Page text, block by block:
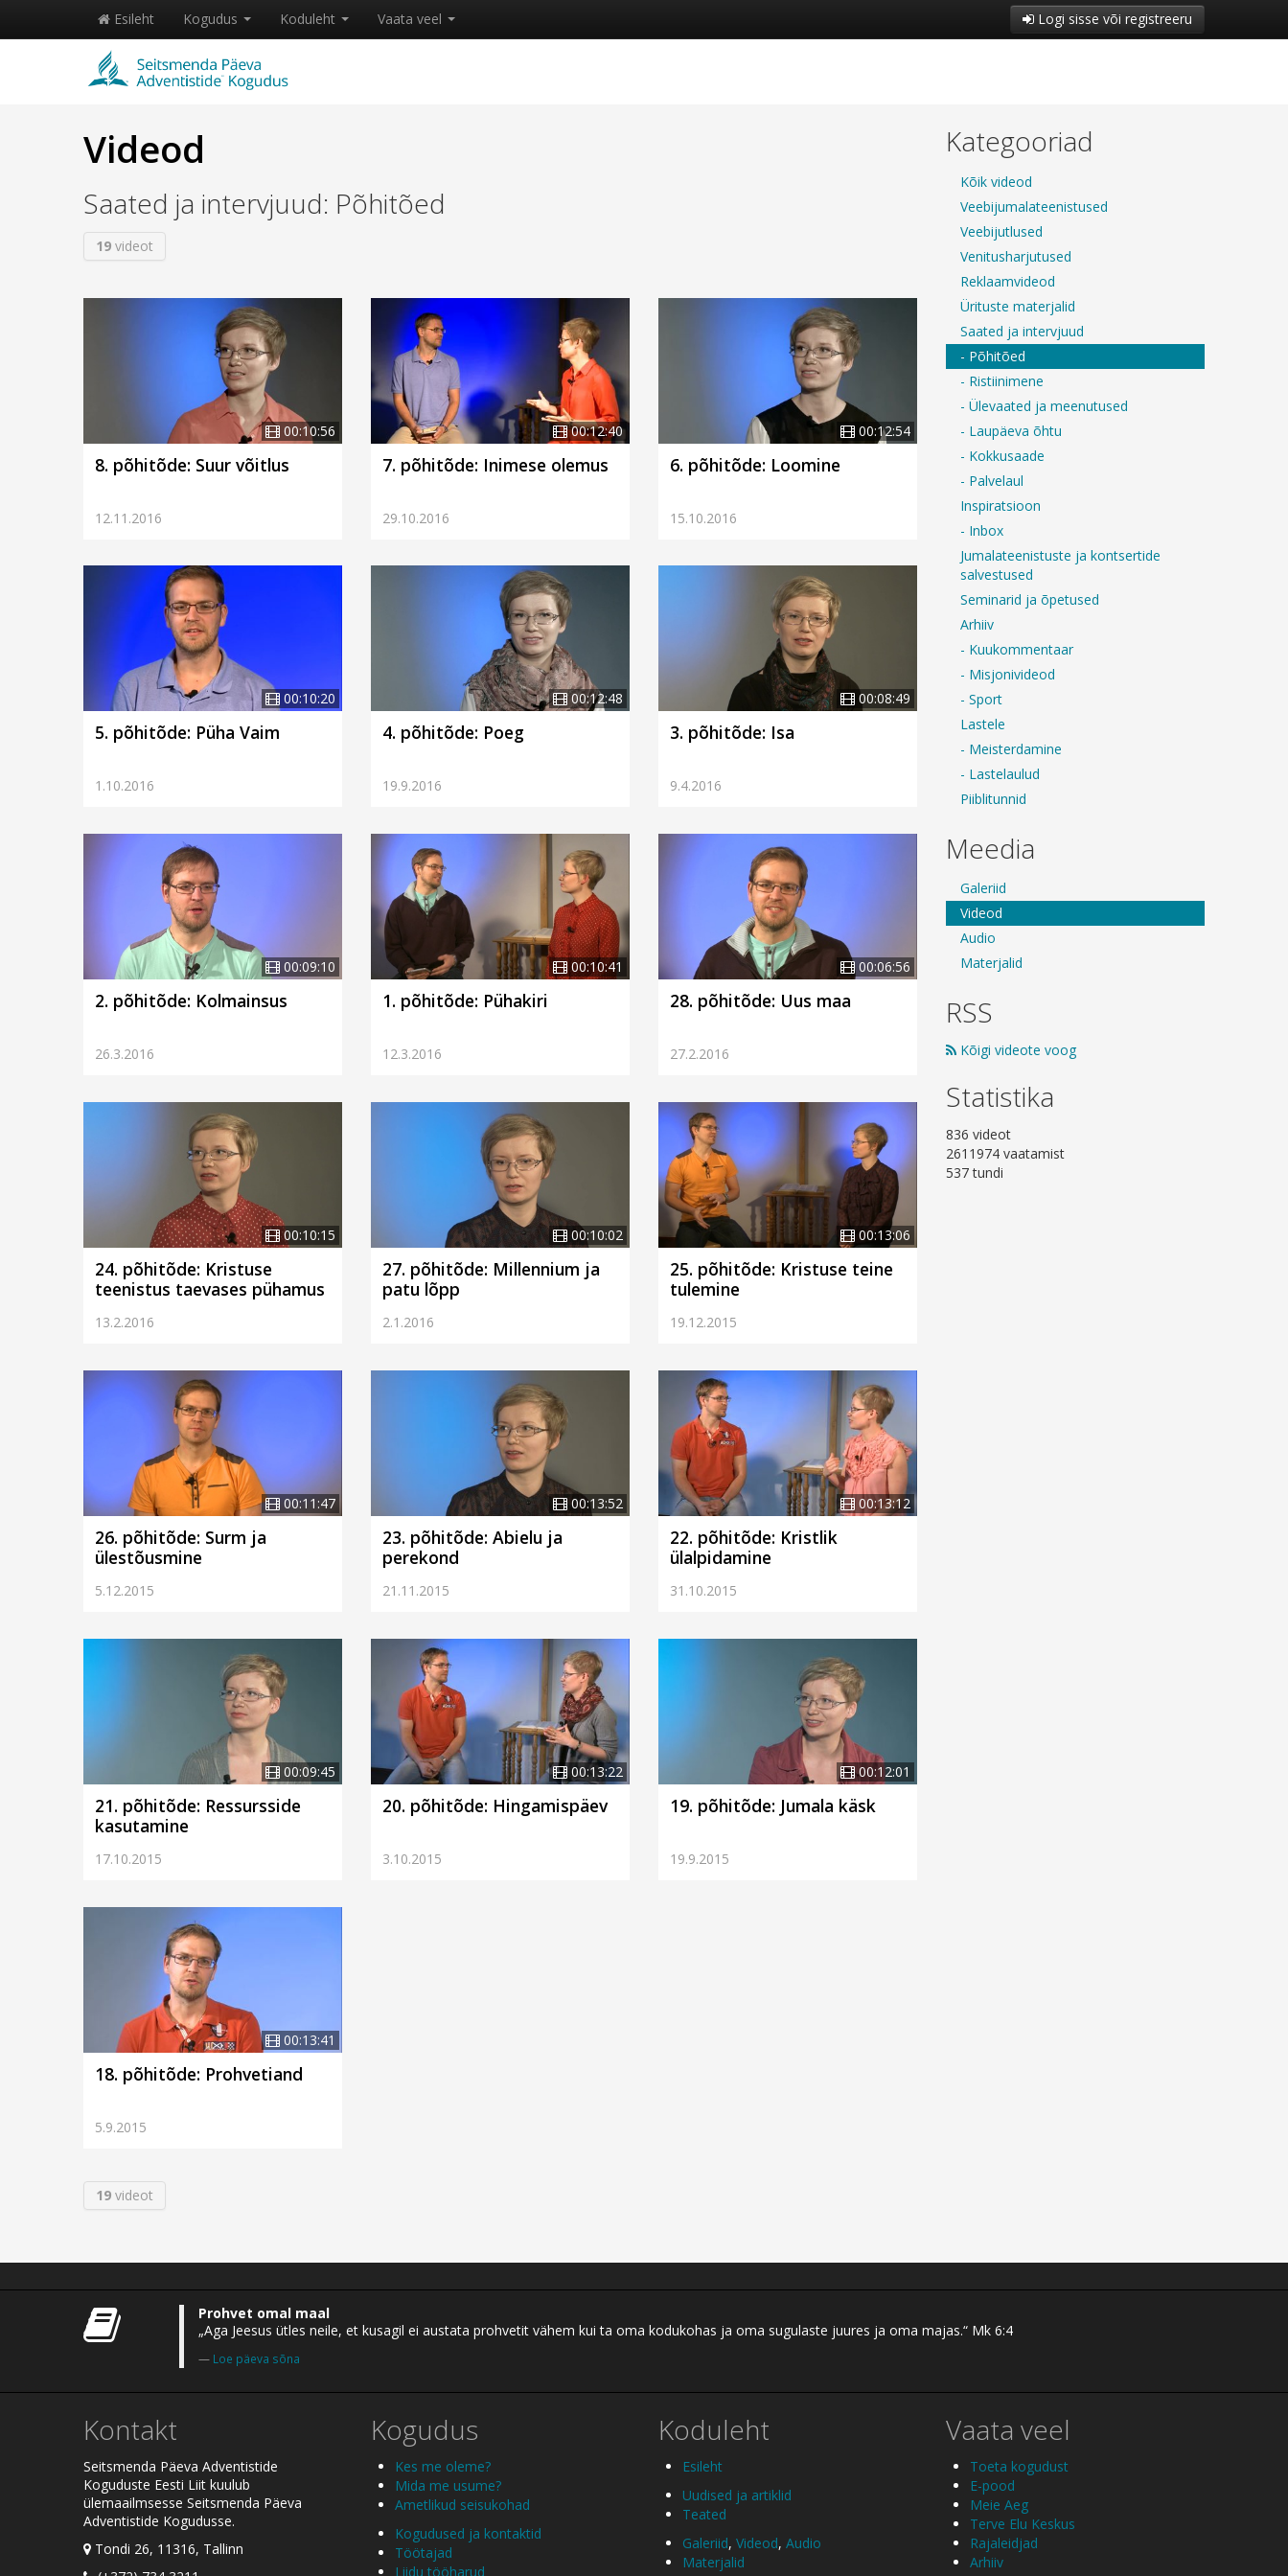
Esileht Kogudus Koduleht Vaata veel Logi sisse või registreeru
Videod
Saated ja intervjuud: Põhitõed
19 videot
00:10:56
8. põhitõde: Suur võitlus
12.11.2016
00:12:40
7. põhitõde: Inimese olemus
29.10.2016
00:12:54
6. põhitõde: Loomine
15.10.2016
00:10:20
5. põhitõde: Püha Vaim
1.10.2016
00:12:48
4. põhitõde: Poeg
19.9.2016
00:08:49
3. põhitõde: Isa
9.4.2016
00:09:10
2. põhitõde: Kolmainsus
26.3.2016
00:10:41
1. põhitõde: Pühakiri
12.3.2016
00:06:56
28. põhitõde: Uus maa
27.2.2016
00:10:15
24. põhitõde: Kristuse
teenistus taevases pühamus
13.2.2016
00:10:02
27. põhitõde: Millennium ja
patu lõpp
2.1.2016
00:13:06
25. põhitõde: Kristuse teine
tulemine
19.12.2015
00:11:47
26. põhitõde: Surm ja
ülestõusmine
5.12.2015
00:13:52
23. põhitõde: Abielu ja
perekond
21.11.2015
00:13:12
22. põhitõde: Kristlik
ülalpidamine
31.10.2015
00:09:45
21. põhitõde: Ressursside
kasutamine
17.10.2015
00:13:22
20. põhitõde: Hingamispäev
3.10.2015
00:12:01
19. põhitõde: Jumala käsk
19.9.2015
00:13:41
18. põhitõde: Prohvetiand
5.9.2015
19 videot
Kategooriad
Kõik videod
Veebijumalateenistused
Veebijutlused
Venitusharjutused
Reklaamvideod
Ürituste materjalid
Saated ja intervjuud
- Põhitõed
- Ristiinimene
- Ülevaated ja meenutused
- Laupäeva õhtu
- Kokkusaade
- Palvelaul
Inspiratsioon
- Inbox
Jumalateenistuste ja kontsertide
salvestused
Seminarid ja õpetused
Arhiiv
- Kuukommentaar
- Misjonivideod
- Sport
Lastele
- Meisterdamine
- Lastelaulud
Piiblitunnid
Meedia
Galeriid
Videod
Audio
Materjalid
RSS
Kõigi videote voog
Statistika
836 videot
2611974 vaatamist
537 tundi
Prohvet omal maal
„Aga Jeesus ütles neile, et kusagil ei austata prohvetit vähem kui ta oma kodukohas ja oma sugulaste juures ja oma majas.“ Mk 6:4
Loe päeva sõna
Kontakt
Seitsmenda Päeva Adventistide
Koguduste Eesti Liit kuulub
ülemaailmsesse Seitsmenda Päeva
Adventistide Kogudusse.
Tondi 26, 11316, Tallinn
Kogudus
Kes me oleme?
Mida me usume?
Ametlikud seisukohad
Kogudused ja kontaktid
Töötajad
Liidu tööharud
Koduleht
Esileht
Uudised ja artiklid
Teated
Galeriid, Videod, Audio
Materjalid
Vaata veel
Toeta kogudust
E-pood
Meie Aeg
Terve Elu Keskus
Rajaleidjad
Arhiiv